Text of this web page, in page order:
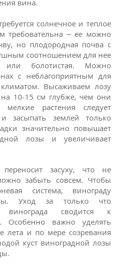
вина.
солнечное и теплое
требовательна – ее можно
но плодородная почва с
соотношением для нее
болотистая. Можно
с неблагоприятным для
Высаживаем лозу
10-15 см глубже, чем они
растения следует
засыпать землей только
значительно повышает
лозы и увеличивает
засуху, что не
забыть совсем. Чтобы
система, винограду
Уход за только что
винограда сводится к
Особенно важно уделять
лета и по мере созревания
куст виноградной лозы